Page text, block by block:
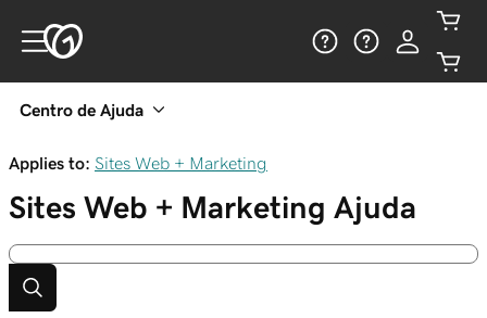
Centro de Ajuda
Applies to: Sites Web + Marketing
Sites Web + Marketing Ajuda